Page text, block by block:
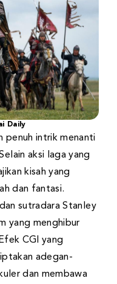
Daily
penuh intrik menanti
aksi laga yang
kisah yang
dan fantasi.
sutradara Stanley
yang menghibur
CGI yang
adegan-
dan membawa